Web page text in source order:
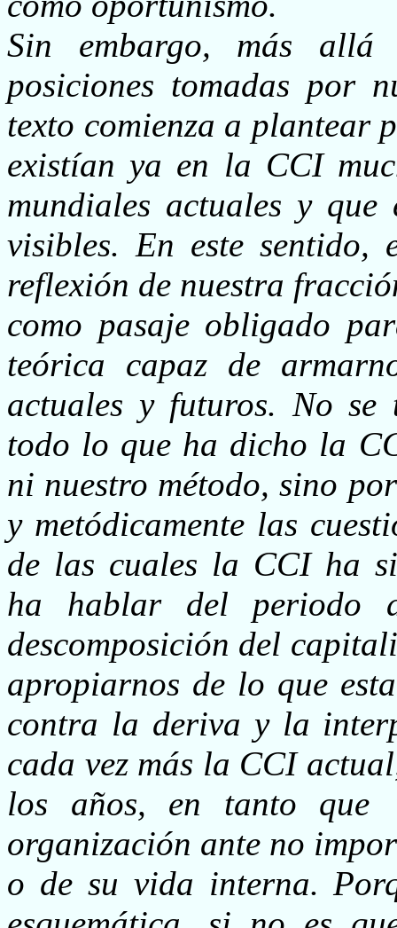
Sin embargo, más
posiciones tomadas por
texto comienza a plantear
existían ya en la CCI
mundiales actuales y que
visibles. En este
reflexión de nuestra
como pasaje obligado
teórica capaz de
actuales y futuros. No
todo lo que ha dicho la
ni nuestro método, sino
y metódicamente las
de las cuales la CCI ha
ha hablar del periodo
descomposición del
apropiarnos de lo que
contra la deriva y la
cada vez más la CCI
los años, en tanto que
organización ante no
o de su vida interna.